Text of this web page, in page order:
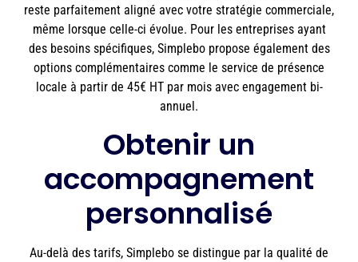
reste parfaitement aligné avec votre stratégie commerciale,
même lorsque celle-ci évolue. Pour les entreprises ayant
des besoins spécifiques, Simplebo propose également des
options complémentaires comme le service de présence
locale à partir de 45€ HT par mois avec engagement bi-
annuel.
Obtenir un
accompagnement
personnalisé
Au-delà des tarifs, Simplebo se distingue par la qualité de